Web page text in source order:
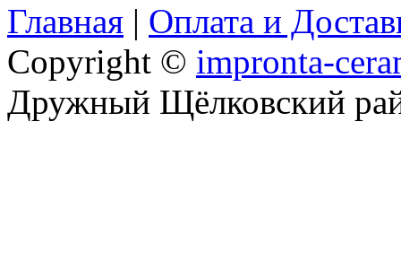
Главная | Оплата и
Copyright © impronta-
Дружный Щёлковский